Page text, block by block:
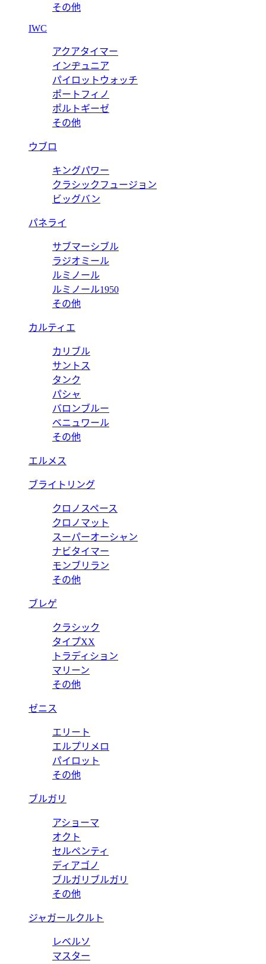
その他
IWC
アクアタイマー
インヂュニア
パイロットウォッチ
ポートフィノ
ポルトギーゼ
その他
ウブロ
キングパワー
クラシックフュージョン
ビッグバン
パネライ
サブマーシブル
ラジオミール
ルミノール
ルミノール1950
その他
カルティエ
カリブル
サントス
タンク
パシャ
バロンブルー
ベニュワール
その他
エルメス
ブライトリング
クロノスペース
クロノマット
スーパーオーシャン
ナビタイマー
モンブリラン
その他
ブレゲ
クラシック
タイプXX
トラディション
マリーン
その他
ゼニス
エリート
エルプリメロ
パイロット
その他
ブルガリ
アショーマ
オクト
セルペンティ
ディアゴノ
ブルガリブルガリ
その他
ジャガールクルト
レベルソ
マスター